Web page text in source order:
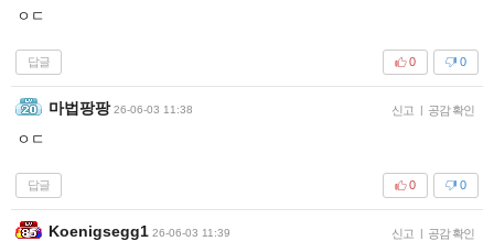
ㅇㄷ
답글 0
0
마법팡팡 26-06-03 11:38 신고 | 공감 확인
ㅇㄷ
답글 0
0
Koenigsegg1 26-06-03 11:39 신고 | 공감 확인